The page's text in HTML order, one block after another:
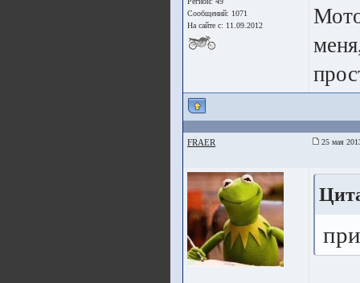
Сообщений: 1071
На сайте с: 11.09.2012
FRAER 25 мая